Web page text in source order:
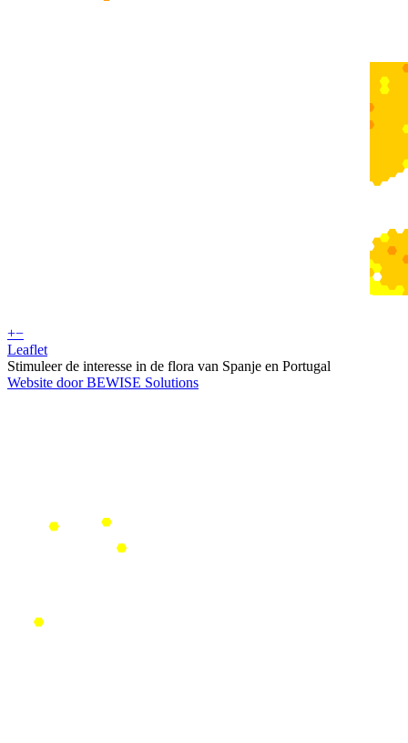
+−
Leaflet
Stimuleer de interesse in de flora van Spanje en Portugal
Website door BEWISE Solutions